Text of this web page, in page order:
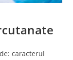
caracterul